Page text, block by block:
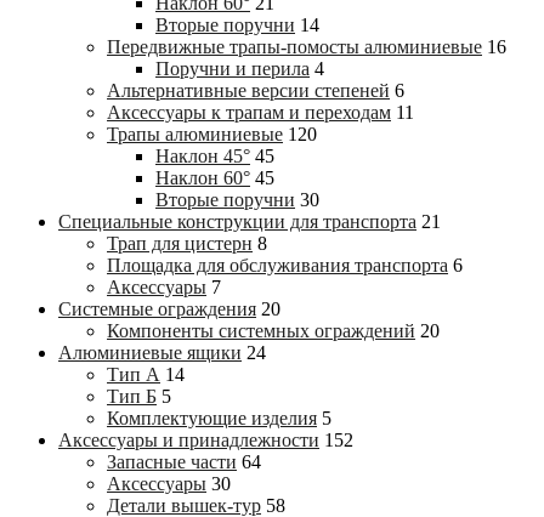
Вторые поручни 14
Передвижные трапы-помосты алюминиевые 16
Поручни и перила 4
Альтернативные версии степеней 6
Аксессуары к трапам и переходам 11
Трапы алюминиевые 120
Наклон 45° 45
Наклон 60° 45
Вторые поручни 30
Специальные конструкции для транспорта 21
Трап для цистерн 8
Площадка для обслуживания транспорта 6
Аксессуары 7
Системные ограждения 20
Компоненты системных ограждений 20
Алюминиевые ящики 24
Тип А 14
Тип Б 5
Комплектующие изделия 5
Аксессуары и принадлежности 152
Запасные части 64
Аксессуары 30
Детали вышек-тур 58